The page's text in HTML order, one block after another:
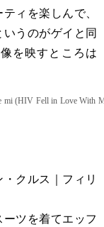
ィを楽しんで、
うのがゲイと同
を映すところは
mi (HIV Fell in Love With
・クルス｜フィリ
ツを着てエッフ